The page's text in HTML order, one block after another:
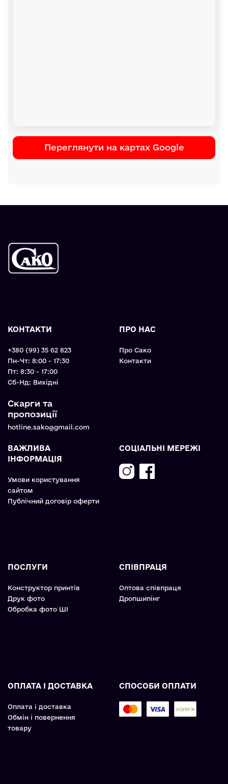
Переглянути на картах Google
КОНТАКТИ
+380 (99) 35 62 823
Пн-Чт: 8:00 - 17:30
Пт: 8:30 - 17:00
Cб-Нд: Вихідні
Скарги та
пропозиції
hotline.sako@gmail.com
ПРО НАС
Про Сако
Контакти
ВАЖЛИВА
ІНФОРМАЦІЯ
Умови користування
сайтом
Публічний договір оферти
СОЦІАЛЬНІ МЕРЕЖІ
ПОСЛУГИ
Конструктор принтів
Друк фото
Обробка фото ШІ
СПІВПРАЦЯ
Оптова співпраця
Дропшипінг
ОПЛАТА І ДОСТАВКА
Оплата і доставка
Обмін і повернення
товару
СПОСОБИ ОПЛАТИ